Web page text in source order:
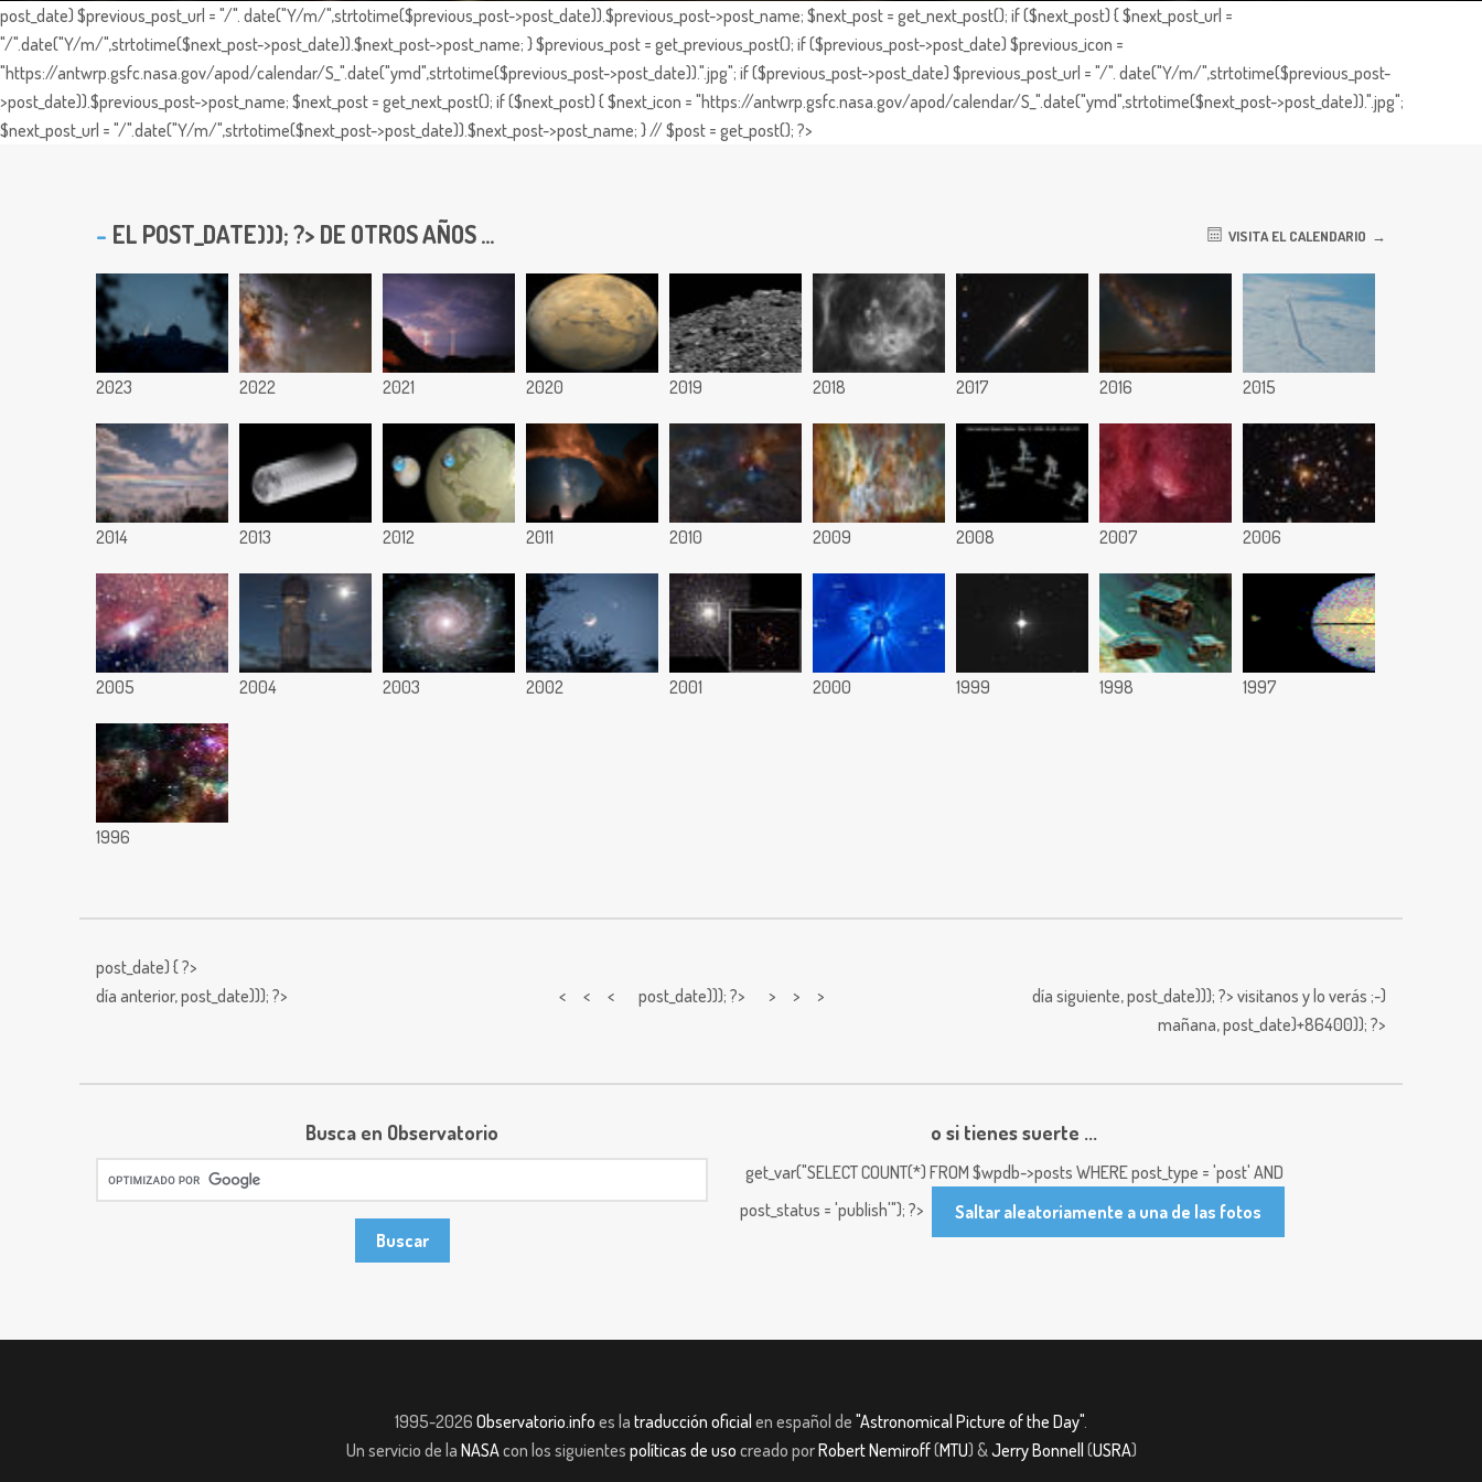
post_date) $previous_post_url = "/". date("Y/m/",strtotime($previous_post->post_date)).$previous_post->post_name; $next_post = get_next_post(); if ($next_post) { $next_post_url =
"/".date("Y/m/",strtotime($next_post->post_date)).$next_post->post_name; } $previous_post = get_previous_post(); if ($previous_post->post_date) $previous_icon =
"https://antwrp.gsfc.nasa.gov/apod/calendar/S_".date("ymd",strtotime($previous_post->post_date)).".jpg"; if ($previous_post->post_date) $previous_post_url = "/". date("Y/m/",strtotime($previous_post-
>post_date)).$previous_post->post_name; $next_post = get_next_post(); if ($next_post) { $next_icon = "https://antwrp.gsfc.nasa.gov/apod/calendar/S_".date("ymd",strtotime($next_post->post_date)).".jpg";
$next_post_url = "/".date("Y/m/",strtotime($next_post->post_date)).$next_post->post_name; } // $post = get_post(); ?>
EL POST_DATE))); ?> DE OTROS AÑOS ... VISITA EL CALENDARIO
2023 2022 2021 2020 2019 2018 2017 2016 2015
2014 2013 2012 2011 2010 2009 2008 2007 2006
2005 2004 2003 2002 2001 2000 1999 1998 1997
1996
post_date) { ?>
día anterior,post_date))); ?> < < < post_date))); ?> > > > día siguiente,post_date))); ?> visitanos y lo verás ;-)
mañana,post_date)+86400)); ?>
Busca en Observatorio o si tienes suerte ...
get_var("SELECT COUNT(*) FROM $wpdb->posts WHERE post_type = 'post' AND
post_status = 'publish'"); ?>
Saltar aleatoriamente a una de las fotos
1995-2026 Observatorio.info es la traducción oficial en español de "Astronomical Picture of the Day".
Un servicio de la NASAcon los siguientes políticas de uso creado porRobert Nemiroff(MTU) &Jerry Bonnell (USRA)